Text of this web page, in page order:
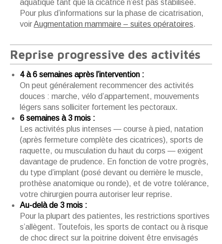
aquatique tant que la cicatrice n’est pas stabilisée.
Pour plus d’informations sur la phase de cicatrisation,
voirAugmentation mammaire – suites opératoires.
Reprise progressive des activités
4 à 6 semaines après l’intervention :
On peut généralement recommencer des activités
douces : marche, vélo d’appartement, mouvements
légers sans solliciter fortement les pectoraux.
6 semaines à 3 mois :
Les activités plus intenses — course à pied, natation
(après fermeture complète des cicatrices), sports de
raquette, ou musculation du haut du corps — exigent
davantage de prudence. En fonction de votre progrès,
du type d’implant (posé devant ou derrière le muscle,
prothèse anatomique ou ronde), et de votre tolérance,
votre chirurgien pourra autoriser leur reprise.
Au-delà de 3 mois :
Pour la plupart des patientes, les restrictions sportives
s’allègent. Toutefois, les sports de contact ou à risque
de choc direct sur la poitrine doivent être envisagés